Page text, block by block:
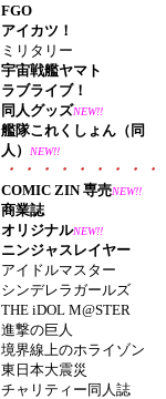
FGO
アイカツ！
ミリタリー
宇宙戦艦ヤマト
ラブライブ！
同人グッズNEW!!
艦隊これくしょん（同
人）
NEW!!
・・・・・・・・
COMIC ZIN 専売NEW!!
商業誌
オリジナルNEW!!
ニンジャスレイヤー
アイドルマスター
シンデレラガールズ
THE iDOL M@STER
進撃の巨人
境界線上のホライゾン
東日本大震災
チャリティー同人誌